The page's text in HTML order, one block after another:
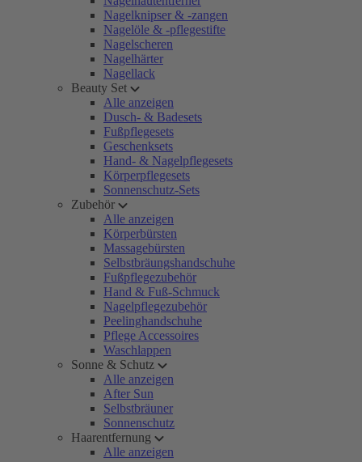
Nagelknipser & -zangen
Nagelöle & -pflegestifte
Nagelscheren
Nagelhärter
Nagellack
Beauty Set
Alle anzeigen
Dusch- & Badesets
Fußpflegesets
Geschenksets
Hand- & Nagelpflegesets
Körperpflegesets
Sonnenschutz-Sets
Zubehör
Alle anzeigen
Körperbürsten
Massagebürsten
Selbstbräungshandschuhe
Fußpflegezubehör
Hand & Fuß-Schmuck
Nagelpflegezubehör
Peelinghandschuhe
Pflege Accessoires
Waschlappen
Sonne & Schutz
Alle anzeigen
After Sun
Selbstbräuner
Sonnenschutz
Haarentfernung
Alle anzeigen